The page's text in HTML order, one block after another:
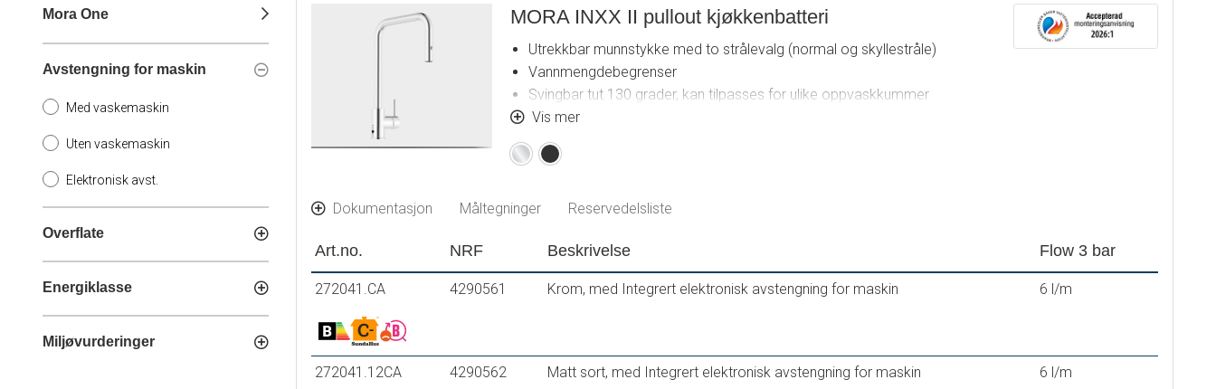
Mora One
Avstengning for maskin
Med vaskemaskin
Uten vaskemaskin
Elektronisk avst.
Overflate
Energiklasse
Miljøvurderinger
MORA INXX II pullout kjøkkenbatteri
Utrekkbar munnstykke med to strålevalg (normal og skyllestråle)
Vannmengdebegrenser
Svingbar tut 130 grader, kan tilpasses for ulike oppvaskkummer
Med Integrert elektronisk avstengning for oppvaskmaskin. Stenger
automatisk etter 4 eller 12 timer.
Med tilbakeslagsventil etter standard EN 1717
For hull i benk Ø34-37 mm
Vis mer
KromMatt
Dokumentasjon
Måltegninger Reservedelsliste
Art.no. NRF Beskrivelse Flow 3 bar
272041.CA 4290561 Krom, med Integrert elektronisk avstengning for maskin 6 l/m
272041.12CA 4290562 Matt sort, med Integrert elektronisk avstengning for maskin 6 l/m